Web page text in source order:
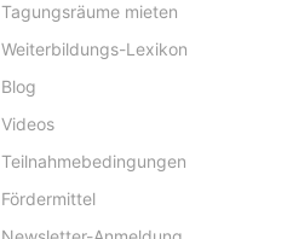
Tagungsräume mieten
Weiterbildungs-Lexikon
Blog
Videos
Teilnahmebedingungen
Fördermittel